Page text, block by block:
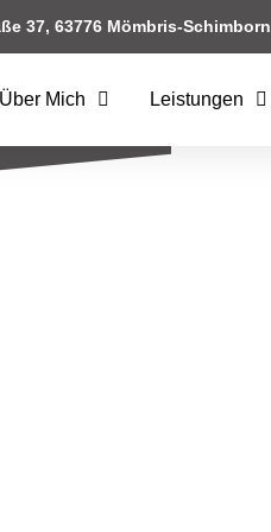
37, 63776 Mömbris-Schimborn
Über Mich Leistungen